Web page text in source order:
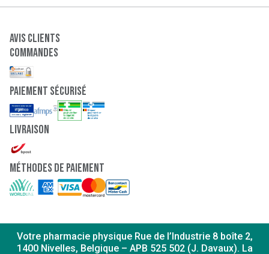
Avis clients
Commandes
paiement sécurisé
Livraison
Méthodes de paiement
Votre pharmacie physique Rue de l’Industrie 8 boîte 2,
1400 Nivelles, Belgique – APB 525 502 (J. Davaux). La